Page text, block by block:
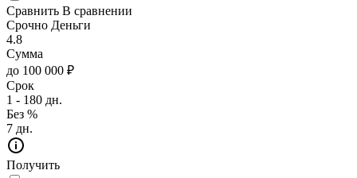
Сравнить В сравнении
Срочно Деньги
4.8
Сумма
до 100 000 ₽
Срок
1 - 180 дн.
Без %
7 дн.
Получить